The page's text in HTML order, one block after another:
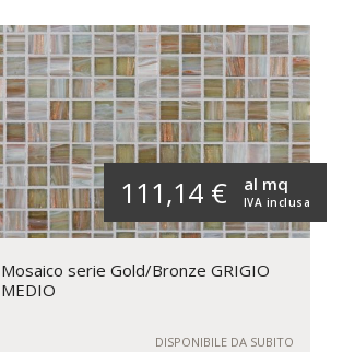
111,14 € IVA inclusa
al mq
Mosaico serie Gold/Bronze GRIGIO
MEDIO
DISPONIBILE DA SUBITO